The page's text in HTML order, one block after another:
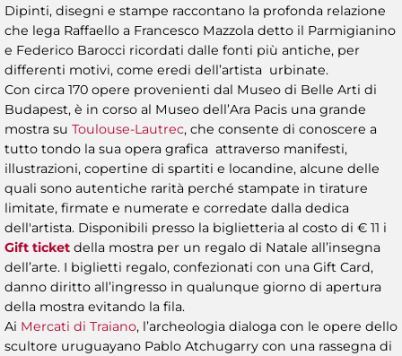
Dipinti, disegni e stampe raccontano la profonda relazione
che lega Raffaello a Francesco Mazzola detto il Parmigianino
e Federico Barocci ricordati dalle fonti più antiche, per
differenti motivi, come eredi dell’artista urbinate.
Con circa 170 opere provenienti dal Museo di Belle Arti di
Budapest, è in corso al Museo dell’Ara Pacis una grande
mostra su Toulouse-Lautrec, che consente di conoscere a
tutto tondo la sua opera grafica attraverso manifesti,
illustrazioni, copertine di spartiti e locandine, alcune delle
quali sono autentiche rarità perché stampate in tirature
limitate, firmate e numerate e corredate dalla dedica
dell'artista. Disponibili presso la biglietteria al costo di € 11 i
Gift ticket della mostra per un regalo di Natale all’insegna
dell’arte. I biglietti regalo, confezionati con una Gift Card,
danno diritto all’ingresso in qualunque giorno di apertura
della mostra evitando la fila.
Ai Mercati di Traiano, l’archeologia dialoga con le opere dello
scultore uruguayano Pablo Atchugarry con una rassegna di